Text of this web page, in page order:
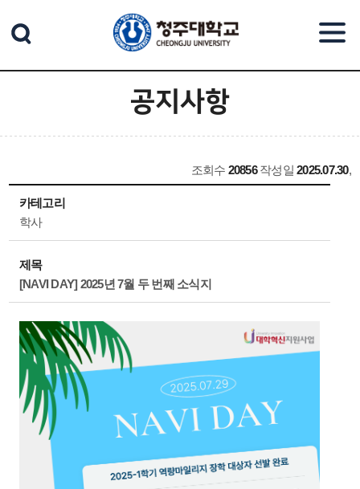
공지사항
조회수 20856 작성일2025.07.30,
카테고리
학사
제목
[NAVI DAY] 2025년 7월 두 번째 소식지